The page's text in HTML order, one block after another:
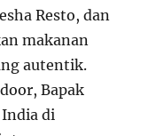
Resto, dan
makanan
autentik.
Bapak
di